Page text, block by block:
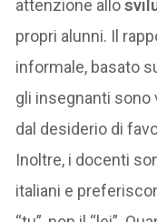
attenzione allo
propri alunni. Il
informale, basato
gli insegnanti
dal desiderio di
Inoltre, i docenti
italiani e